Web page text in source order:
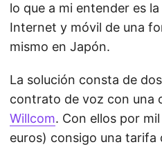
lo que a mi entender es
Internet y móvil de una
mismo en Japón.
La solución consta de
contrato de voz con una
Willcom. Con ellos por
euros) consigo una tarifa